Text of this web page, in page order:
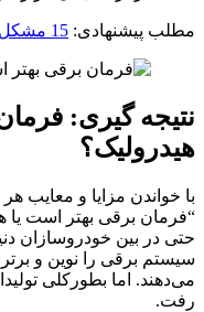
مطلب پیشنهادی: 15 مشکل رایج خودرو و نحوه رفع آنها
نتیجه گیری:
هیدرولیک؟
با خواندن مزایا و معایب
“فرمان برقی بهتر است یا
حتی در بین خودروسازان
سیستم برقی را نوین و
می‌دهند. اما بطورکلی
رفت.